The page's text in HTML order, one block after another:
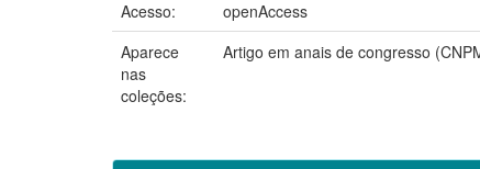
Acesso:
openAccess
Aparece
nas
coleções:
Artigo em anais de congresso